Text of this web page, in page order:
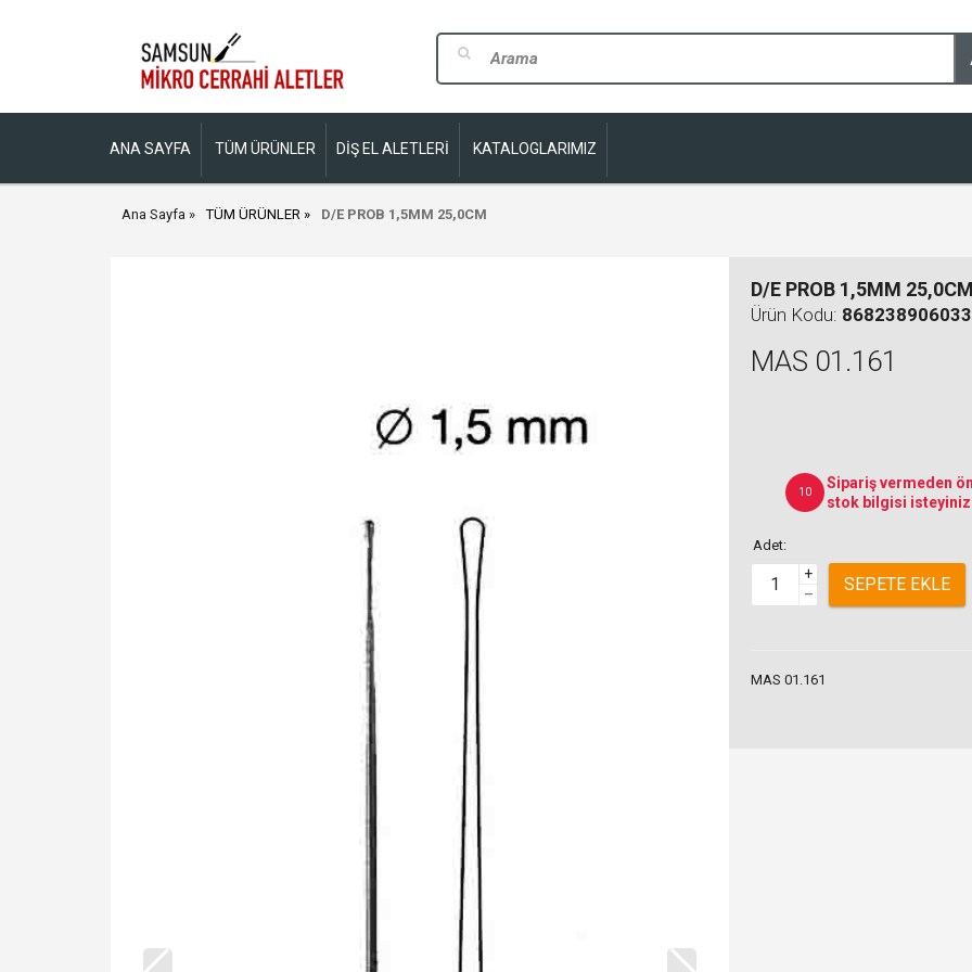
ANA SAYFA TÜM ÜRÜNLER DİŞ EL ALETLERİ KATALOGLARIMIZ
Ana Sayfa TÜM ÜRÜNLER D/E PROB 1,5MM 25,0CM
D/E PROB 1,5MM
Ürün Kodu:
MAS 01.161
10
Sipariş vermeden
stok bilgisi
Adet:
+
–
SEPETE EKLE
MAS 01.161